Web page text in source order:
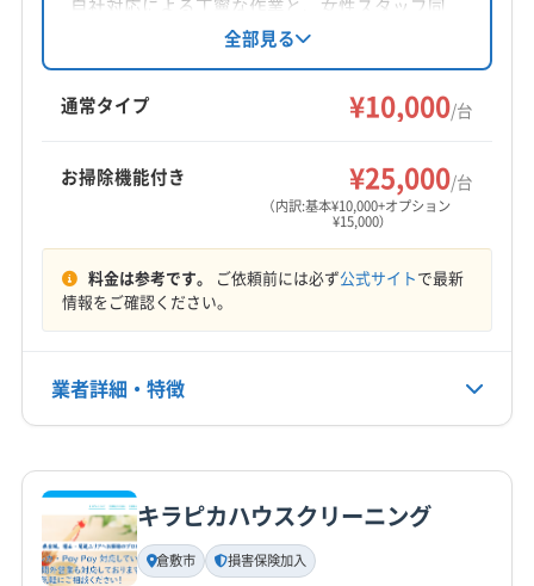
岡山市中区 岡山市東区
岡山市北区
玉野市 瀬戸内市 赤磐市
倉敷市
総社市
備前市
都窪郡早島町
定休日
不定休
090-1331-6745
自社対応による丁寧な作業と、女性スタッフ同
行可能、損害保険加入済みで安心です。基本料
金10,000円からで、複数台割引やオプションサー
ビスも充実。月〜土曜日の8:00〜17:00に営業
し、日曜定休。地域密着で心で磨く丁寧なクリ
全部見る
通常タイプ ¥10,000/台
お掃除機能付き ¥25,000/台
（内訳:基本¥10,000+オプション
¥15,000）
料金は参考です。 ご依頼前には必ず公式サイトで最新
情報をご確認ください。
業者詳細・特徴
基本情報
代表者名
本田
キラピカハウスクリーニング
倉敷市 損害保険加入